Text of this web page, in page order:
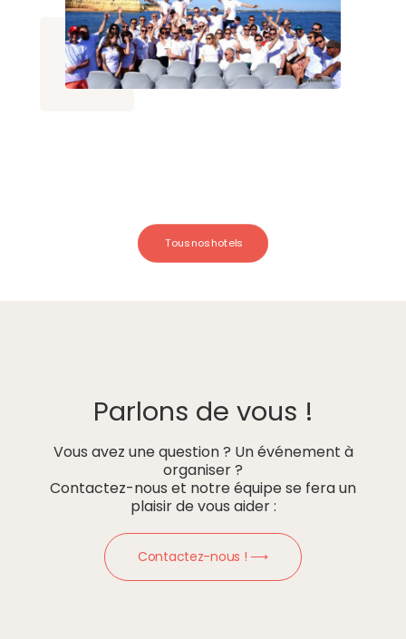
Tous nos hotels
Parlons de vous !
Vous avez une question ? Un événement à
organiser ?
Contactez-nous et notre équipe se fera un
plaisir de vous aider :
Contactez-nous ! ⟶